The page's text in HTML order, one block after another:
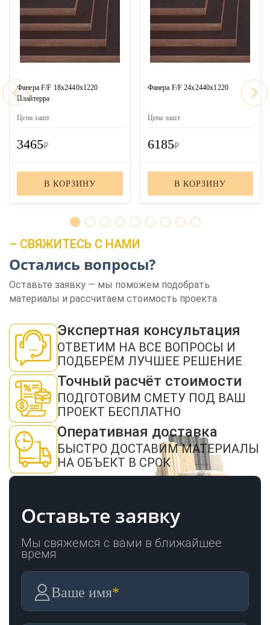
Фанера F/F 18х2440х1220
Плайтерра
Цена зашт
3465₽
В КОРЗИНУ
Фанера F/F 24х2440х1220
Цена зашт
6185₽
В КОРЗИНУ
– СВЯЖИТЕСЬ С НАМИ
Остались вопросы?
Оставьте заявку — мы поможем подобрать
материалы и рассчитаем стоимость проекта.
Экспертная консультация
ОТВЕТИМ НА ВСЕ ВОПРОСЫ И
ПОДБЕРЁМ ЛУЧШЕЕ РЕШЕНИЕ
Точный расчёт стоимости
ПОДГОТОВИМ СМЕТУ ПОД ВАШ
ПРОЕКТ БЕСПЛАТНО
Оперативная доставка
БЫСТРО ДОСТАВИМ МАТЕРИАЛЫ
НА ОБЪЕКТ В СРОК
Оставьте заявку
Мы свяжемся с вами в ближайшее
время
Ваше имя*
ЗАКАЗАТЬ ЗВОНОК
Нажимая кнопку "Отправить", я даю своё согласие на обработку моих
персональных данных в соответствии с ФЗ от 27.07.2006 № 152-ФЗ "О
персональных данных", на условиях и для целей, определенных вполитикой
конфиденциальности